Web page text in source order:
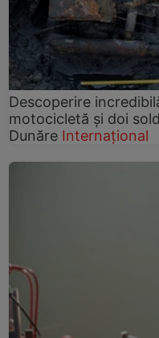
Descoperire
motocicletă și doi
Dunăre Internațional